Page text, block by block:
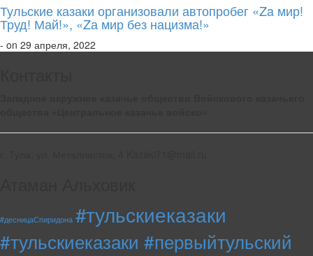
Тульские казаки организовали автопробег «Za мир!
Труд! Май!», «Zа мир без нацизма!»
- on 29 апреля, 2022
#десницаСпиридона #тульскиеказаки
#тульскиеказаки #первыйтульский